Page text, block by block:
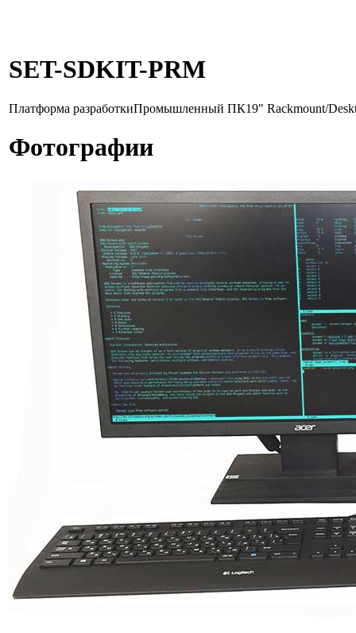
SET-SDKIT-PRM
Платформа разработкиПромышленный ПК19" Rackmount/
Фотографии